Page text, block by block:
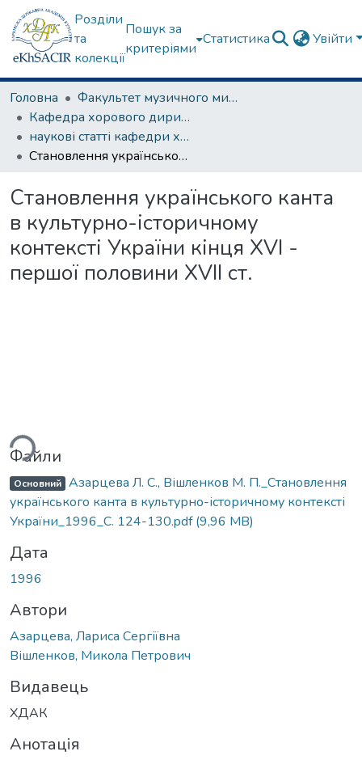
Розділи
та
колекції
Пошук за
критеріями
Статистика Увійти
Головна
Факультет музичного мистецтва
Кафедра хорового диригування та академічного співу
наукові статті кафедри хорового диригування
Становлення українського канта в культурно-історичному контексті України кінця ХVI - першої половини ХVII ст.
Становлення українського канта
в культурно-історичному
контексті України кінця ХVI -
першої половини ХVII ст.
Файли
Основний Азарцева Л. С., Вішленков М. П._Становлення
українського канта в культурно-історичному контексті
України_1996_С. 124-130.pdf(9,96 MB)
Дата
1996
Автори
Азарцева, Лариса Сергіївна
Вішленков, Микола Петрович
Видавець
ХДАК
Анотація